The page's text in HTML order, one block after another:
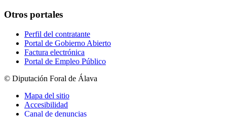
Otros portales
Perfil del contratante
Portal de Gobierno Abierto
Factura electrónica
Portal de Empleo Público
© Diputación Foral de Álava
Mapa del sitio
Accesibilidad
Canal de denuncias